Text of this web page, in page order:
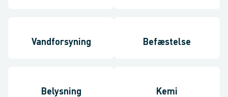
Vandforsyning Befæstelse
Belysning Kemi